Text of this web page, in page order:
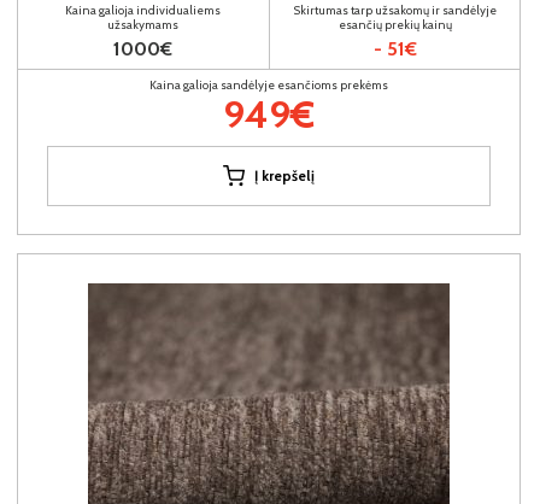
Kaina galioja individualiems
užsakymams
1000€
Skirtumas tarp užsakomų ir sandėlyje
esančių prekių kainų
- 51€
Kaina galioja sandėlyje esančioms prekėms
949€
Į krepšelį